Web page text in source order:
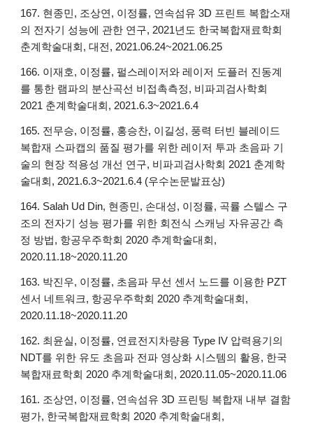
167. 현종민, 조상연, 이정률, 연속섬유 3D 프린트 복합소재
의 전자기 성능에 관한 연구, 2021년도 한국복합재료학회
춘계학술대회, 대전, 2021.06.24~2021.06.25
166. 이재호, 이정률, 펄스레이저와 레이저 도플러 진동계
를 통한 램파의 분산곡선 비접촉측정, 비파괴검사학회
2021 춘계학술대회, 2021.6.3~2021.6.4
165. 전무승, 이정률, 홍승찬, 이길성, 풍력 터빈 블레이드
복합재 스파캡의 품질 평가를 위한 레이저 투과 초음파 기
술의 현장 적용성 개선 연구, 비파괴검사학회 2021 춘계학
술대회, 2021.6.3~2021.6.4 (우수논문발표상)
164. Salah Ud Din, 현종민, 손대성, 이정률, 곡률 스텔스 구
조의 전자기 성능 평가를 위한 회전식 스캐닝 자유공간 측
정 방법, 항공우주학회 2020 추계학술대회,
2020.11.18~2020.11.20
163. 박진우, 이정률, 초음파 무선 센서 노드를 이용한 PZT
센서 네트워크, 항공우주학회 2020 추계학술대회,
2020.11.18~2020.11.20
162. 최윤실, 이정률, 연료전지차량용 Type IV 압력용기의
NDT를 위한 유도 초음파 전파 영상화 시스템의 활용, 한국
복합재료학회 2020 추계학술대회, 2020.11.05~2020.11.06
161. 조상연, 이정률, 연속섬유 3D 프린팅 복합재 내부 결함
평가, 한국복합재료학회 2020 추계학술대회,